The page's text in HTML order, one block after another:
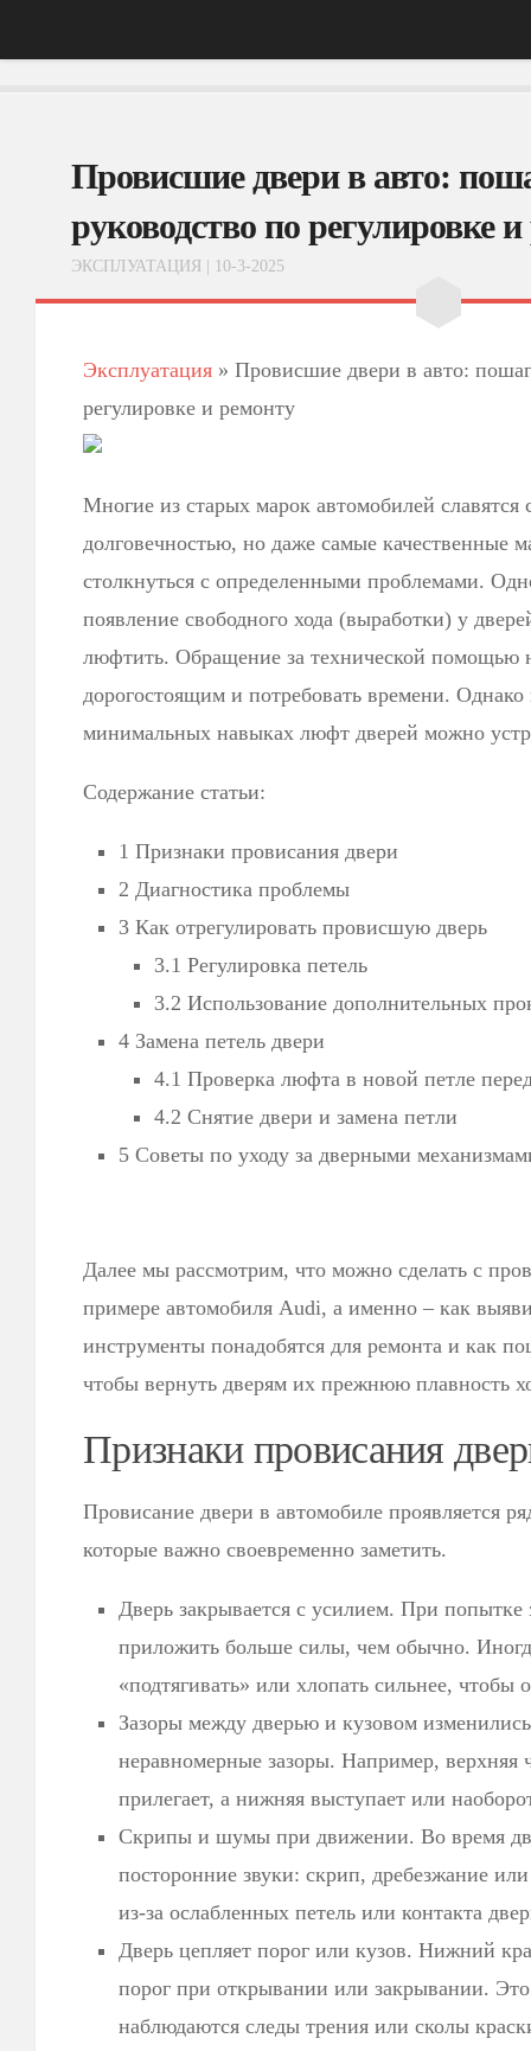
АвтоНовости
ФотоОбзоры
ВидеоОбзоры
Провисшие двери в авто:
руководство по регулировке
ЭКСПЛУАТАЦИЯ | 10-3-2025
Эксплуатация » Провисшие двери в авто:
регулировке и ремонту
Многие из старых марок автомобилей славятся
долговечностью, но даже самые качественные
столкнуться с определенными проблемами.
появление свободного хода (выработки) у
люфтить. Обращение за технической
дорогостоящим и потребовать времени.
минимальных навыках люфт дверей можно
Содержание статьи:
1 Признаки провисания двери
2 Диагностика проблемы
3 Как отрегулировать провисшую дверь
3.1 Регулировка петель
3.2 Использование дополнительных
4 Замена петель двери
4.1 Проверка люфта в новой петле
4.2 Снятие двери и замена петли
5 Советы по уходу за дверными
Далее мы рассмотрим, что можно сделать с
примере автомобиля Audi, а именно – как
инструменты понадобятся для ремонта и как
чтобы вернуть дверям их прежнюю плавность
Признаки провисания
Провисание двери в автомобиле проявляется
которые важно своевременно заметить.
Дверь закрывается с усилием. При попытке
приложить больше силы, чем обычно.
«подтягивать» или хлопать сильнее, чтобы
Зазоры между дверью и кузовом
неравномерные зазоры. Например, верхняя
прилегает, а нижняя выступает или
Скрипы и шумы при движении. Во время
посторонние звуки: скрип, дребезжание
из-за ослабленных петель или контакта
Дверь цепляет порог или кузов. Нижний
порог при открывании или закрывании.
наблюдаются следы трения или сколы